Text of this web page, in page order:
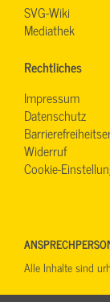
SVG-Wiki
Mediathek
Rechtliches
Impressum
Datenschutz
Widerruf
Cookie-
Alle Inhalte sind